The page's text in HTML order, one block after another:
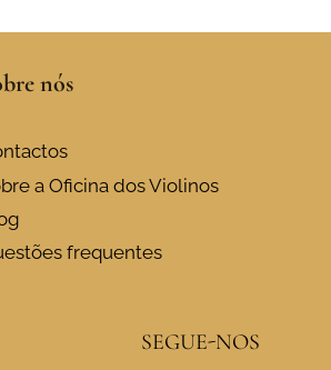
nós
a Oficina dos Violinos
frequentes
SEGUE-NOS